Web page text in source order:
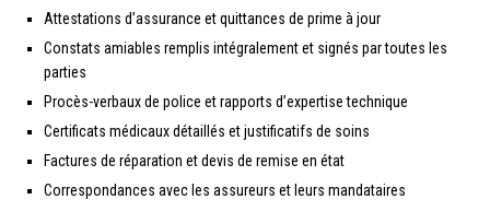
Attestations d’assurance et quittances de prime à jour
Constats amiables remplis intégralement et signés par toutes les
parties
Procès-verbaux de police et rapports d’expertise technique
Certificats médicaux détaillés et justificatifs de soins
Factures de réparation et devis de remise en état
Correspondances avec les assureurs et leurs mandataires